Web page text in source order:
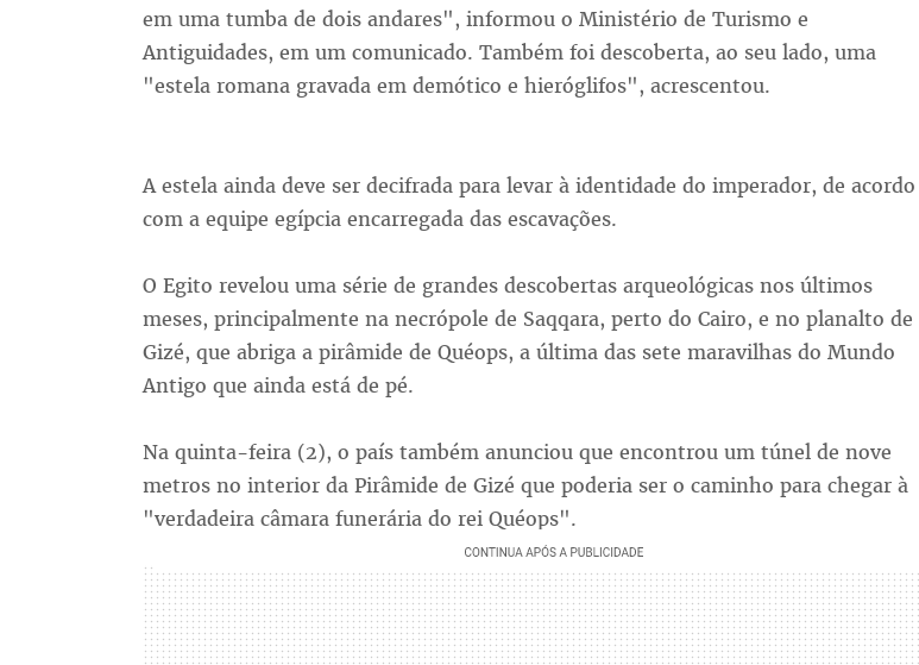
em uma tumba de dois andares", informou o Ministério de Turismo e
Antiguidades, em um comunicado. Também foi descoberta, ao seu lado, uma
"estela romana gravada em demótico e hieróglifos", acrescentou.
A estela ainda deve ser decifrada para levar à identidade do imperador, de acordo
com a equipe egípcia encarregada das escavações.
O Egito revelou uma série de grandes descobertas arqueológicas nos últimos
meses, principalmente na necrópole de Saqqara, perto do Cairo, e no planalto de
Gizé, que abriga a pirâmide de Quéops, a última das sete maravilhas do Mundo
Antigo que ainda está de pé.
Na quinta-feira (2), o país também anunciou que encontrou um túnel de nove
metros no interior da Pirâmide de Gizé que poderia ser o caminho para chegar à
"verdadeira câmara funerária do rei Quéops".